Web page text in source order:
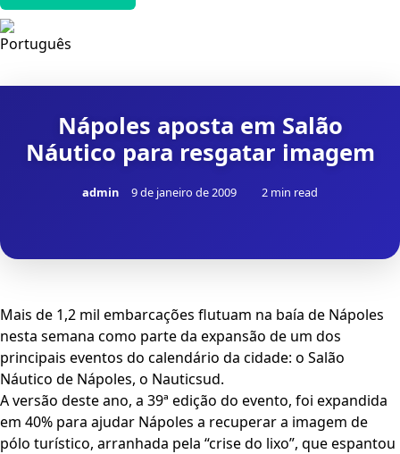
Nápoles aposta em Salão
Náutico para resgatar imagem
admin 9 de janeiro de 2009 2 min read
Mais de 1,2 mil embarcações flutuam na baía de Nápoles
nesta semana como parte da expansão de um dos
principais eventos do calendário da cidade: o Salão
Náutico de Nápoles, o Nauticsud.
A versão deste ano, a 39ª edição do evento, foi expandida
em 40% para ajudar Nápoles a recuperar a imagem de
pólo turístico, arranhada pela “crise do lixo”, que espantou